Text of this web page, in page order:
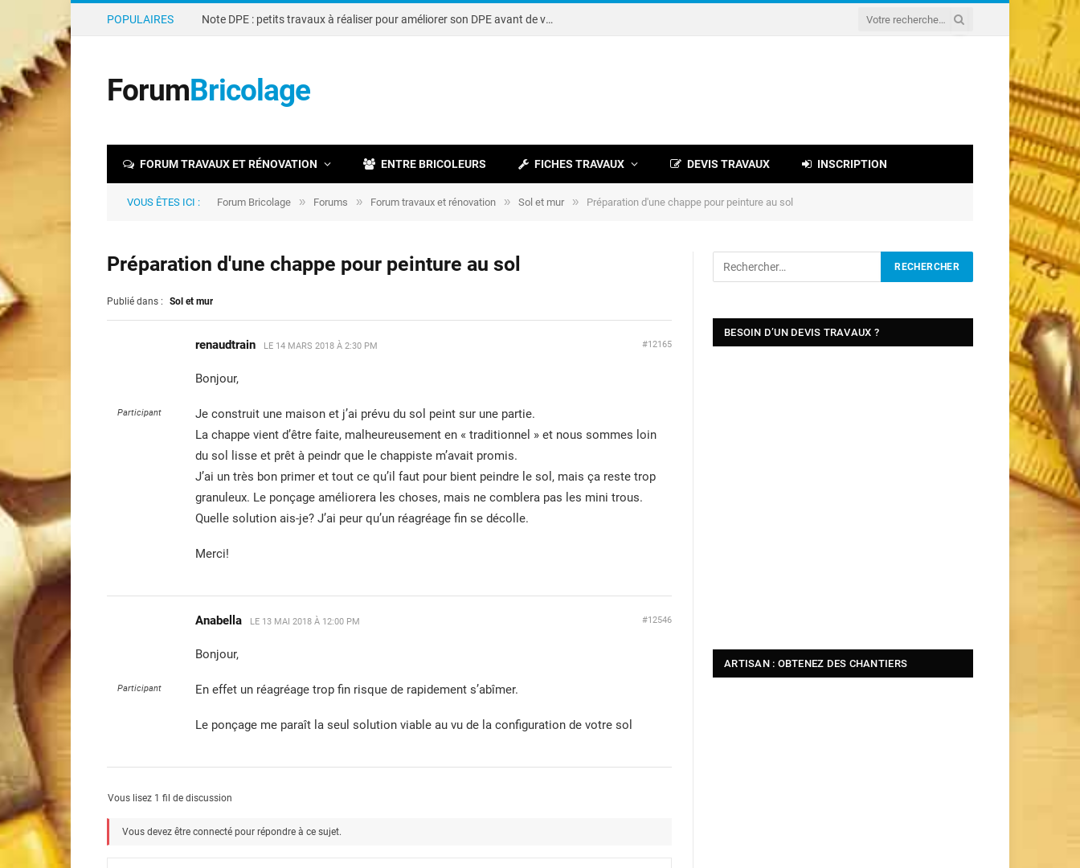
POPULAIRES Note DPE : petits travaux à réaliser pour améliorer son DPE avant de vendre
ForumBricolage
FORUM TRAVAUX ET RÉNOVATION ENTRE BRICOLEURS FICHES TRAVAUX DEVIS TRAVAUX INSCRIPTION
VOUS ÊTES ICI : Forum Bricolage » Forums » Forum travaux et rénovation » Sol et mur » Préparation d'une chappe pour peinture au sol
Préparation d'une chappe pour peinture au sol
Publié dans : Sol et mur
Participant
renaudtrain LE 14 MARS 2018 À 2:30 PM #12165
Bonjour,
Je construit une maison et j’ai prévu du sol peint sur une partie.
La chappe vient d’être faite, malheureusement en « traditionnel » et nous sommes loin
du sol lisse et prêt à peindr que le chappiste m’avait promis.
J’ai un très bon primer et tout ce qu’il faut pour bient peindre le sol, mais ça reste trop
granuleux. Le ponçage améliorera les choses, mais ne comblera pas les mini trous.
Quelle solution ais-je? J’ai peur qu’un réagréage fin se décolle.
Merci!
Participant
Anabella LE 13 MAI 2018 À 12:00 PM #12546
Bonjour,
En effet un réagréage trop fin risque de rapidement s’abîmer.
Le ponçage me paraît la seul solution viable au vu de la configuration de votre sol
Vous lisez 1 fil de discussion
Vous devez être connecté pour répondre à ce sujet.
BESOIN D’UN DEVIS TRAVAUX ?
ARTISAN : OBTENEZ DES CHANTIERS